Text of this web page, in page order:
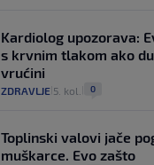
Kardiolog upozorava:
s krvnim tlakom ako
vrućini
ZDRAVLJE 5. kol. 0
Toplinski valovi jače
muškarce. Evo zašto